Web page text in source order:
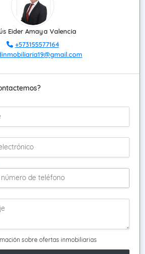
Eider Amaya Valencia
+573155577164
sobre ofertas inmobiliarias